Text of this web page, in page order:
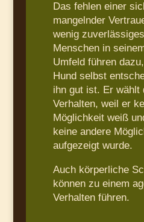
Das fehlen einer
mangelnder
wenig
Menschen in
Umfeld führen
Hund selbst
ihn gut ist. Er wählt
Verhalten, weil er
Möglichkeit weiß
keine andere
aufgezeigt wurde.
Auch körperliche
können zu einem
Verhalten führen.